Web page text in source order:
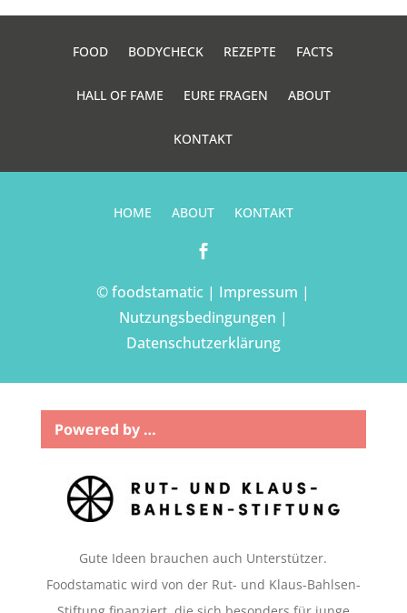
FOOD BODYCHECK REZEPTE FACTS
HALL OF FAME EURE FRAGEN ABOUT
KONTAKT
HOME ABOUT KONTAKT

© foodstamatic | Impressum |
Nutzungsbedingungen |
Datenschutzerklärung
Powered by …
Gute Ideen brauchen auch Unterstützer.
Foodstamatic wird von der Rut- und Klaus-Bahlsen-